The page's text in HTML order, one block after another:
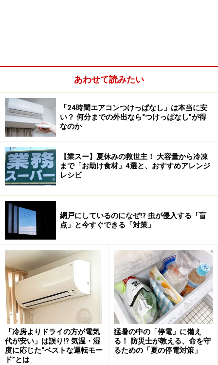
100円ショップで買える「バタースティック」を使う
【手順】
・ウタマロをラップで包み電子レンジ600Wで20秒加熱
する
・3等分にカットする
・バタースティックに入れる
画像左上から時計回りで
ウタマロがスティック型の「棒マロ」になることで、握
りやすく力を入れやすくなります。襟元や袖口などの部
分洗いに便利です。
スティック型になることで力を入れやすくなる
あわせて読みたい
「24時間エアコンつけっぱなし」は本当に安
い？ 何分までの外出なら“つけっぱなし”が得
なのか
【業スー】夏休みの救世主！ 大容量から冷凍
まで「お助け食材」4選と、おすすめアレンジ
レシピ
網戸にしているのになぜ!? 虫が侵入する「盲
点」と今すぐできる「対策」
「冷房よりドライの方が電気
代が安い」は誤り!? 気温・湿
度に応じた“ベストな運転モー
ド”とは
猛暑の中の「停電」に備え
る！ 防災士が教える、命を守
るための「夏の停電対策」